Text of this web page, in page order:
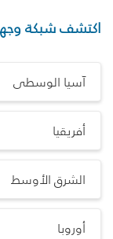
اكتشف شبكة
آسيا الوسطى
أفريقيا
الشرق الأوسط
أوروبا